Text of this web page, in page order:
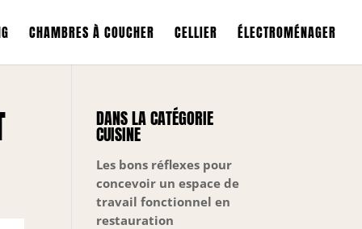
CHAMBRES À COUCHER CELLIER ÉLECTROMÉNAGER
DANS LA CATÉGORIE
CUISINE
Les bons réflexes pour
concevoir un espace de
travail fonctionnel en
restauration